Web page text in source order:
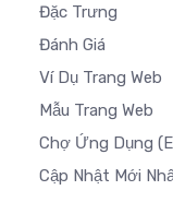
Đặc Trưng
Đánh Giá
Ví Dụ Trang Web
Mẫu Trang Web
Chợ Ứng Dụng
Cập Nhật Mới